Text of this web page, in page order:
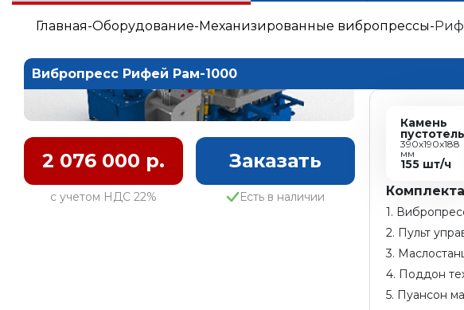
Главная Оборудование Механизированные вибропрессы
Вибропресс Рифей Рам-1000
2 076 000 р.
с учетом НДС 22%
Заказать
Есть в наличии
Камень
390х190х188
мм
155 шт/ч
1.
2. Пульт
3.
4. Поддон
5. Пуансон